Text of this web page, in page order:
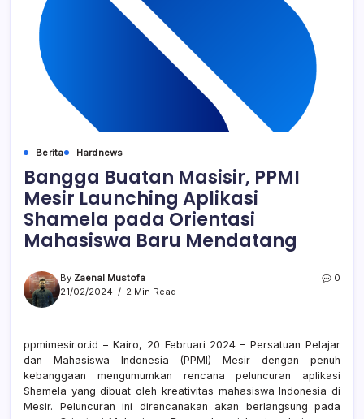
Berita Hardnews
Bangga Buatan Masisir, PPMI
Mesir Launching Aplikasi
Shamela pada Orientasi
Mahasiswa Baru Mendatang
By Zaenal Mustofa
21/02/2024
2 Min Read
0
ppmimesir.or.id – Kairo, 20 Februari 2024 – Persatuan Pelajar
dan Mahasiswa Indonesia (PPMI) Mesir dengan penuh
kebanggaan mengumumkan rencana peluncuran aplikasi
Shamela yang dibuat oleh kreativitas mahasiswa Indonesia di
Mesir. Peluncuran ini direncanakan akan berlangsung pada